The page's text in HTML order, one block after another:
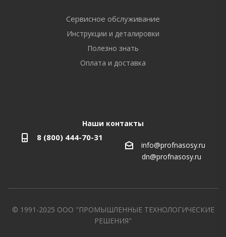
Сервисное обслуживание
Инструкции и деталировки
Полезно знать
Оплата и доставка
Наши контакты
8 (800) 444-70-31
info@profnasosy.ru
dn@profnasosy.ru
© 1991-2025 ООО "ПРОМЫШЛЕННЫЕ ТЕХНОЛОГИЧЕСКИЕ
РЕШЕНИЯ"